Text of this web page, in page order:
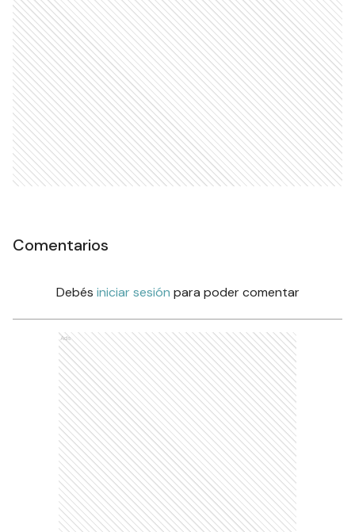
Comentarios
Debés iniciar sesión para poder comentar
Ads